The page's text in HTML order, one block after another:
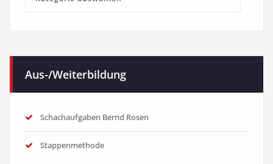
Kategorien
Aus-/Weiterbildung
Schachaufgaben Bernd Rosen
Stappenmethode